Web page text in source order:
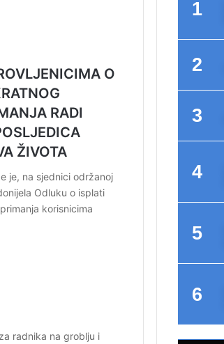
O
RADI
ŽIVOTA
je, na sjednici održanoj
Odluku o isplati
korisnicima
radnika na groblju i